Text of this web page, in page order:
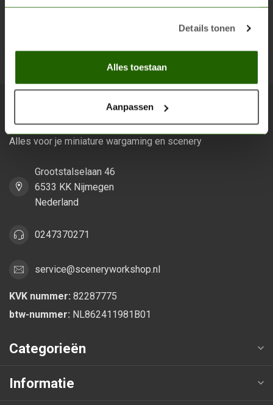
Details tonen
Alles toestaan
Aanpassen
Abonneer je op onze nieuwsbrief
Blijf op de hoogte over onze laatste acties
Scenery Workshop BV
Alles voor je miniature wargaming en scenery
Grootstalselaan 46
6533 KK Nijmegen
Nederland
0247370271
service@sceneryworkshop.nl
KVK nummer: 82287775
btw-nummer: NL862411981B01
Categorieën
Informatie